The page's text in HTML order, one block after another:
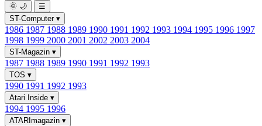
🌞 🌙
☰
ST-Computer ▾
1986 1987 1988 1989 1990 1991 1992 1993 1994 1995 1996 1997
1998 1999 2000 2001 2002 2003 2004
ST-Magazin ▾
1987 1988 1989 1990 1991 1992 1993
TOS ▾
1990 1991 1992 1993
Atari Inside ▾
1994 1995 1996
ATARImagazin ▾